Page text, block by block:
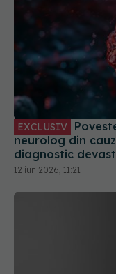
EXCLUSIV
neurolog din
diagnostic
12 iun 2026, 11:21